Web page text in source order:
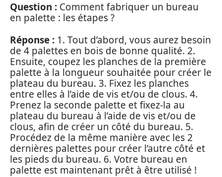
Question : Comment fabriquer un bureau
en palette : les étapes ?
Réponse : 1. Tout d’abord, vous aurez besoin
de 4 palettes en bois de bonne qualité. 2.
Ensuite, coupez les planches de la première
palette à la longueur souhaitée pour créer le
plateau du bureau. 3. Fixez les planches
entre elles à l’aide de vis et/ou de clous. 4.
Prenez la seconde palette et fixez-la au
plateau du bureau à l’aide de vis et/ou de
clous, afin de créer un côté du bureau. 5.
Procédez de la même manière avec les 2
dernières palettes pour créer l’autre côté et
les pieds du bureau. 6. Votre bureau en
palette est maintenant prêt à être utilisé !